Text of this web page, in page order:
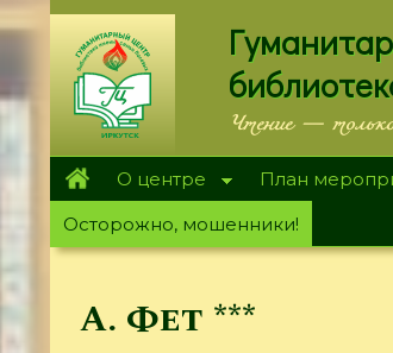
Перейти
к
основному
содержанию
Чтение —
О центре План
Осторожно, мошенники!
А. Фет ***